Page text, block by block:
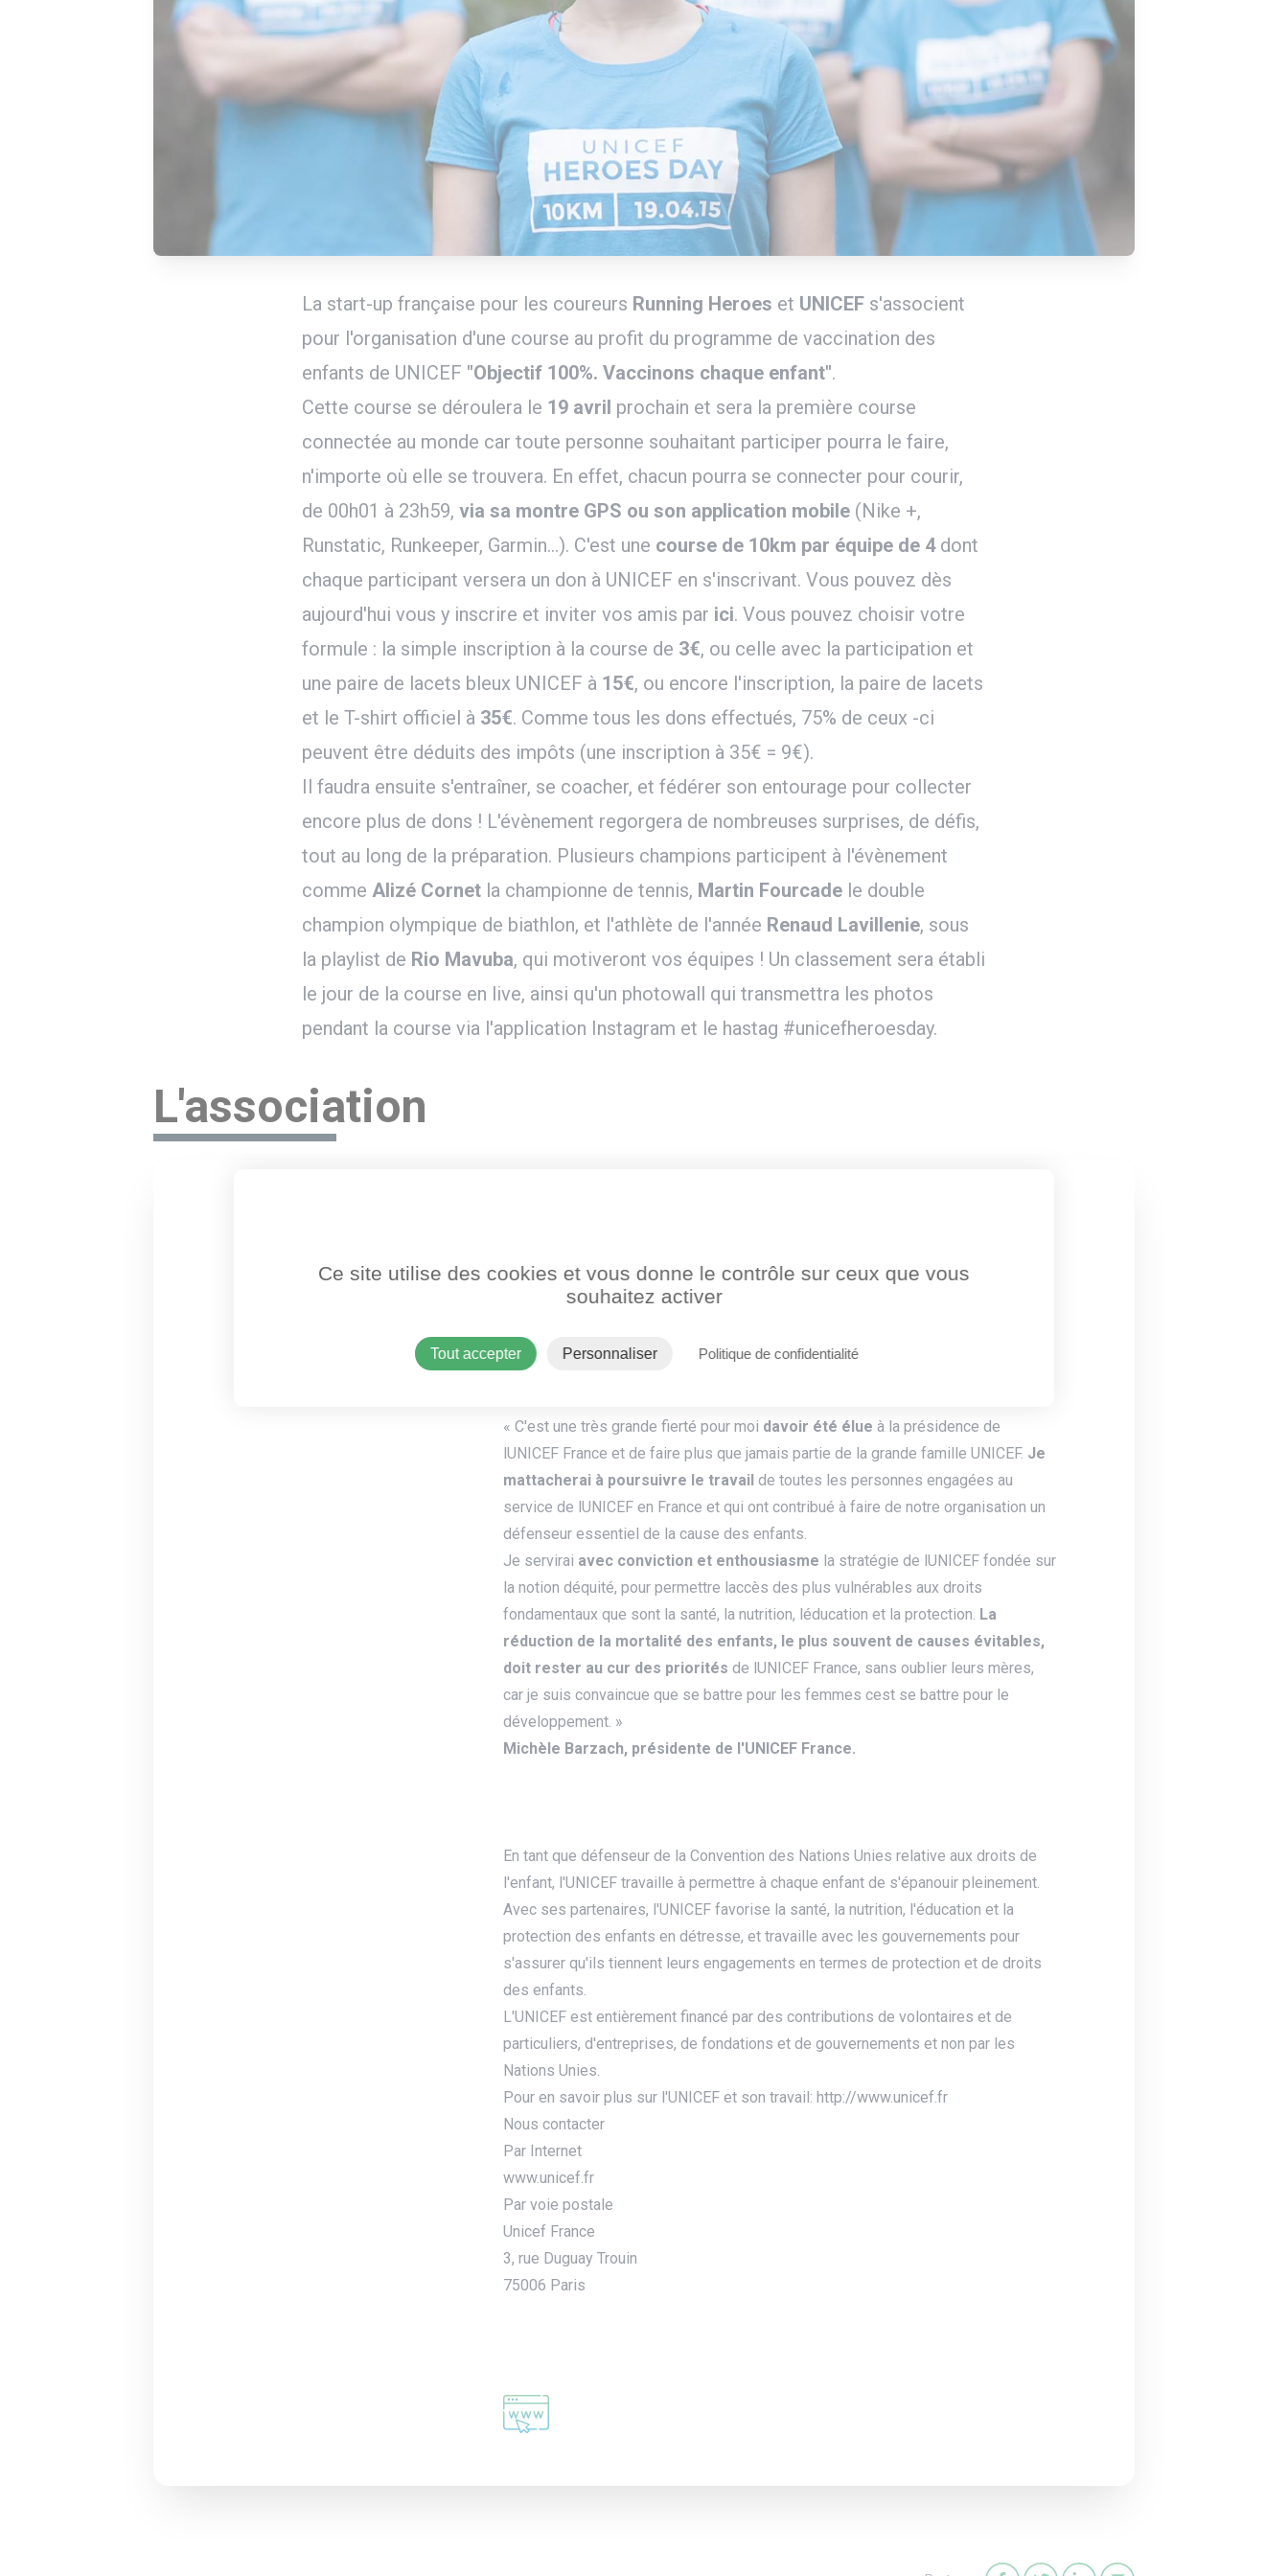
La start-up française pour les coureurs Running Heroes et UNICEFs'associent
pour l'organisation d'une course au profit du programme de vaccination des
enfants de UNICEF "Objectif 100%. Vaccinons chaque enfant".
Cette course se déroulera le 19 avril prochain et sera la première course
connectée au monde car toute personne souhaitant participer pourra le faire,
n'importe où elle se trouvera. En effet, chacun pourra se connecter pour courir,
de 00h01 à 23h59, via sa montre GPS ou son application mobile(Nike +,
Runstatic, Runkeeper, Garmin...). C'est une course de 10km par équipe de 4dont
chaque participant versera un don à UNICEF en s'inscrivant. Vous pouvez dès
aujourd'hui vous y inscrire et inviter vos amis par ici. Vous pouvez choisir votre
formule : la simple inscription à la course de 3€, ou celle avec la participation et
une paire de lacets bleux UNICEF à 15€, ou encore l'inscription, la paire de lacets
et le T-shirt officiel à 35€. Comme tous les dons effectués, 75% de ceux -ci
peuvent être déduits des impôts (une inscription à 35€ = 9€).
Il faudra ensuite s'entraîner, se coacher, et fédérer son entourage pour collecter
encore plus de dons ! L'évènement regorgera de nombreuses surprises, de défis,
tout au long de la préparation. Plusieurs champions participent à l'évènement
comme Alizé Cornetla championne de tennis, Martin Fourcadele double
champion olympique de biathlon, et l'athlète de l'année Renaud Lavillenie, sous
la playlist de Rio Mavuba, qui motiveront vos équipes ! Un classement sera établi
le jour de la course en live, ainsi qu'un photowall qui transmettra les photos
pendant la course via l'application Instagram et le hastag #unicefheroesday.
L'association
Les actions
L'UNICEF (United Nations Children's Fund) est la première organisation mondiale
en faveur des enfants et de leurs droits dans plus de 190 pays.
« C'est une très grande fierté pour moi davoir été élue à la présidence de
lUNICEF France et de faire plus que jamais partie de la grande famille UNICEF. Je
mattacherai à poursuivre le travailde toutes les personnes engagées au
service de lUNICEF en France et qui ont contribué à faire de notre organisation un
défenseur essentiel de la cause des enfants.
Je servirai avec conviction et enthousiasme la stratégie de lUNICEF fondée sur
la notion déquité, pour permettre laccès des plus vulnérables aux droits
fondamentaux que sont la santé, la nutrition, léducation et la protection. La
réduction de la mortalité des enfants, le plus souvent de causes évitables,
doit rester au cur des priorités de lUNICEF France, sans oublier leurs mères,
car je suis convaincue que se battre pour les femmes cest se battre pour le
développement. »
Michèle Barzach, présidente de l'UNICEF France.
En tant que défenseur de la Convention des Nations Unies relative aux droits de
l'enfant, l'UNICEF travaille à permettre à chaque enfant de s'épanouir pleinement.
Avec ses partenaires, l'UNICEF favorise la santé, la nutrition, l'éducation et la
protection des enfants en détresse, et travaille avec les gouvernements pour
s'assurer qu'ils tiennent leurs engagements en termes de protection et de droits
des enfants.
L'UNICEF est entièrement financé par des contributions de volontaires et de
particuliers, d'entreprises, de fondations et de gouvernements et non par les
Nations Unies.
Pour en savoir plus sur l'UNICEF et son travail: http://www.unicef.fr
Nous contacter
Par Internet
www.unicef.fr
Par voie postale
Unicef France
3, rue Duguay Trouin
75006 Paris
Ce site utilise des cookies et vous donne le contrôle sur ceux que vous
souhaitez activer
Tout accepter Personnaliser Politique de confidentialité